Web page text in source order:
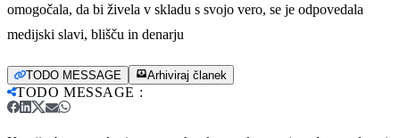
omogočala, da bi živela v skladu s svojo vero, se je odpovedala
medijski slavi, blišču in denarju
TODO MESSAGE Arhiviraj članek
TODO MESSAGE :